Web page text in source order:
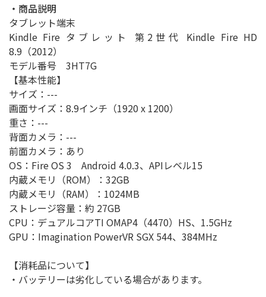
・商品説明
タブレット端末
Kindle Fire タブレット 第2世代 Kindle Fire HD
8.9（2012）
モデル番号 3HT7G
【基本性能】
サイズ：---
画面サイズ：8.9インチ（1920 x 1200）
重さ：---
背面カメラ：---
前面カメラ：あり
OS：Fire OS 3 Android 4.0.3、APIレベル15
内蔵メモリ（ROM）：32GB
内蔵メモリ（RAM）：1024MB
ストレージ容量：約 27GB
CPU：デュアルコアTI OMAP4（4470）HS、1.5GHz
GPU：Imagination PowerVR SGX 544、384MHz
【消耗品について】
・バッテリーは劣化している場合があります。